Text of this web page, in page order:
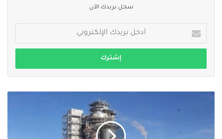
سجل بريدك الآن
بريدك
الإلكتروني